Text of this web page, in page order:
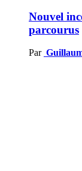
Nouvel
parcourus
Par